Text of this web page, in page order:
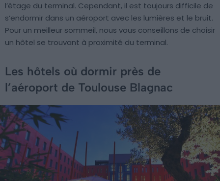
l’étage du terminal. Cependant, il est toujours difficile de
s’endormir dans un aéroport avec les lumières et le bruit.
Pour un meilleur sommeil, nous vous conseillons de choisir
un hôtel se trouvant à proximité du terminal.
Les hôtels où dormir près de
l’aéroport de Toulouse Blagnac